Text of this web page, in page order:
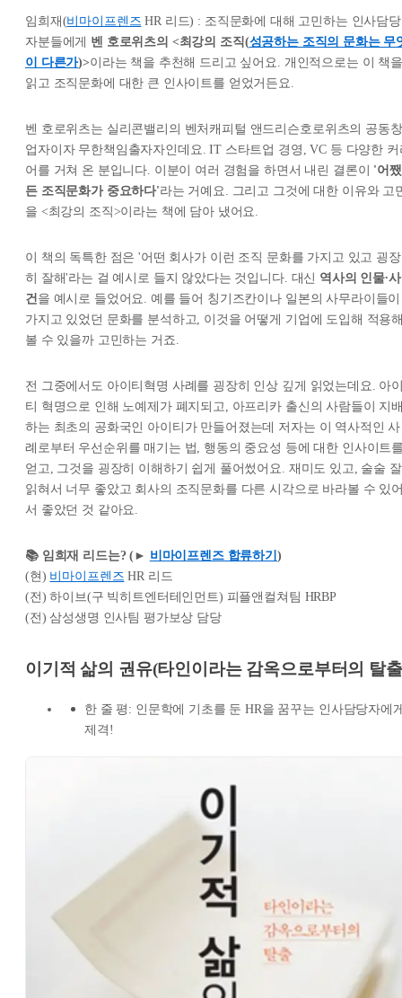
임희재(비마이프렌즈 HR 리드) : 조직문화에 대해 고민하는 인사담당
자분들에게 벤 호로위츠의 <최강의 조직(성공하는 조직의 문화는 무
이 다른가)>이라는 책을 추천해 드리고 싶어요. 개인적으로는 이 책을
읽고 조직문화에 대한 큰 인사이트를 얻었거든요.
벤 호로위츠는 실리콘밸리의 벤처캐피털 앤드리슨호로위츠의 공동창
업자이자 무한책임출자자인데요. IT 스타트업 경영, VC 등 다양한 커
어를 거쳐 온 분입니다. 이분이 여러 경험을 하면서 내린 결론이 '어쨌
든 조직문화가 중요하다'라는 거예요. 그리고 그것에 대한 이유와 고
을 <최강의 조직>이라는 책에 담아 냈어요.
이 책의 독특한 점은 '어떤 회사가 이런 조직 문화를 가지고 있고 굉장
히 잘해'라는 걸 예시로 들지 않았다는 것입니다. 대신 역사의 인물∙사
건 을 예시로 들었어요. 예를 들어 칭기즈칸이나 일본의 사무라이들이
가지고 있었던 문화를 분석하고, 이것을 어떻게 기업에 도입해 적용
볼 수 있을까 고민하는 거죠.
전 그중에서도 아이티혁명 사례를 굉장히 인상 깊게 읽었는데요. 아
티 혁명으로 인해 노예제가 폐지되고, 아프리카 출신의 사람들이 지
하는 최초의 공화국인 아이티가 만들어졌는데 저자는 이 역사적인 사
례로부터 우선순위를 매기는 법, 행동의 중요성 등에 대한 인사이트
얻고, 그것을 굉장히 이해하기 쉽게 풀어썼어요. 재미도 있고, 술술 잘
읽혀서 너무 좋았고 회사의 조직문화를 다른 시각으로 바라볼 수 있
서 좋았던 것 같아요.
📚 임희재 리드는? (► 비마이프렌즈 합류하기)
(현) 비마이프렌즈 HR 리드
(전) 하이브(구 빅히트엔터테인먼트) 피플앤컬쳐팀 HRBP
(전) 삼성생명 인사팀 평가보상 담당
이기적 삶의 권유(타인이라는 감옥으로부터의 탈
한 줄 평: 인문학에 기초를 둔 HR을 꿈꾸는 인사담당자에
제격!